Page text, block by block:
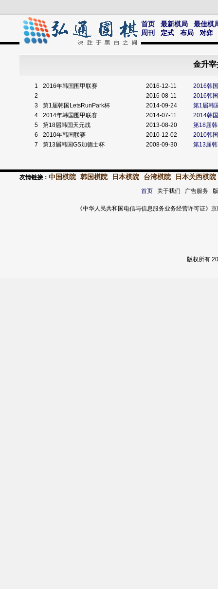
首页 最新棋局
最佳棋
周刊
定式 布局 对弈
金升
1 2016年韩国围甲联赛 2016-12-11
2016韩
2
2016-08-11
2016韩
3
第1届韩国LetsRunPark杯 2014-09-24
第1届韩
4
2014年韩国围甲联赛 2014-07-11
2014韩
5
第18届韩国天元战 2013-08-20
第18届
6
2010年韩国联赛 2010-12-02
2010韩
7
第13届韩国GS加德士杯 2008-09-30 第13届
友情链接： 中国棋院 韩国棋院 日本棋院 台湾棋院 日本关西棋院
首页关于我们 广告服务
《中华人民共和国电信与信息服务业务经营许可证
版权所有